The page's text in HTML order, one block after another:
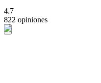
4.7
822 opiniones